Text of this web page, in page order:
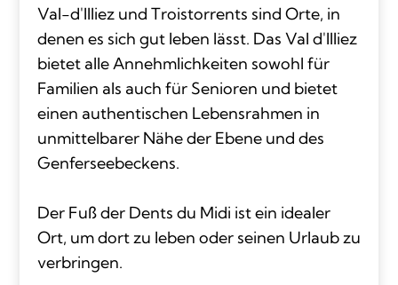
Val-d'Illiez und Troistorrents sind Orte, in
denen es sich gut leben lässt. Das Val d'Illiez
bietet alle Annehmlichkeiten sowohl für
Familien als auch für Senioren und bietet
einen authentischen Lebensrahmen in
unmittelbarer Nähe der Ebene und des
Genferseebeckens.
Der Fuß der Dents du Midi ist ein idealer
Ort, um dort zu leben oder seinen Urlaub zu
verbringen.